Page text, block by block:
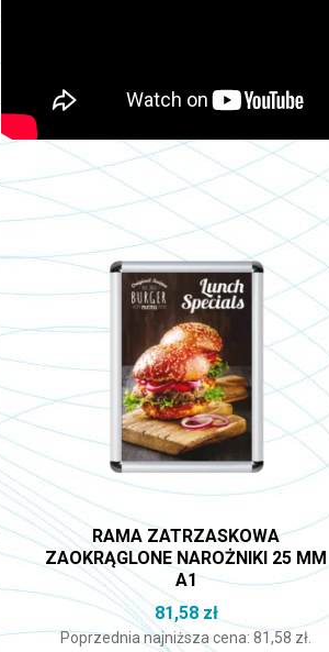
RAMA ZATRZASKOWA
ZAOKRĄGLONE NAROŻNIKI 25 MM
A1
81,58 zł
Poprzednia najniższa cena:81,58 zł